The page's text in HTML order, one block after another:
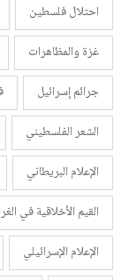
احتلال فلسطين
غزة والمظاهرات
جرائم إسرائيل
الشعر الفلسطيني
الإعلام البريطاني
القيم الأخلاقية في
الإعلام الإسرائيلي